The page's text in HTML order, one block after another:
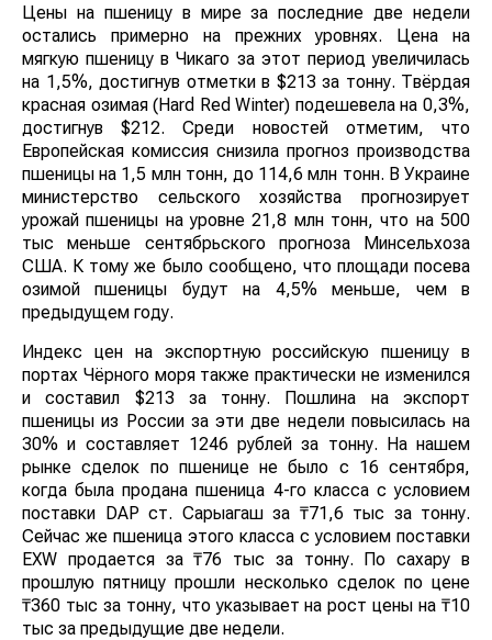
Цены на пшеницу в мире за последние две недели
остались примерно на прежних уровнях. Цена на
мягкую пшеницу в Чикаго за этот период увеличилась
на 1,5%, достигнув отметки в $213 за тонну. Твёрдая
красная озимая (Hard Red Winter) подешевела на 0,3%,
достигнув $212. Среди новостей отметим, что
Европейская комиссия снизила прогноз производства
пшеницы на 1,5 млн тонн, до 114,6 млн тонн. В Украине
министерство сельского хозяйства прогнозирует
урожай пшеницы на уровне 21,8 млн тонн, что на 500
тыс меньше сентябрьского прогноза Минсельхоза
США. К тому же было сообщено, что площади посева
озимой пшеницы будут на 4,5% меньше, чем в
предыдущем году.
Индекс цен на экспортную российскую пшеницу в
портах Чёрного моря также практически не изменился
и составил $213 за тонну. Пошлина на экспорт
пшеницы из России за эти две недели повысилась на
30% и составляет 1246 рублей за тонну. На нашем
рынке сделок по пшенице не было с 16 сентября,
когда была продана пшеница 4-го класса с условием
поставки DAP ст. Сарыагаш за ₸71,6 тыс за тонну.
Сейчас же пшеница этого класса с условием поставки
EXW продается за ₸76 тыс за тонну. По сахару в
прошлую пятницу прошли несколько сделок по цене
₸360 тыс за тонну, что указывает на рост цены на ₸10
тыс за предыдущие две недели.